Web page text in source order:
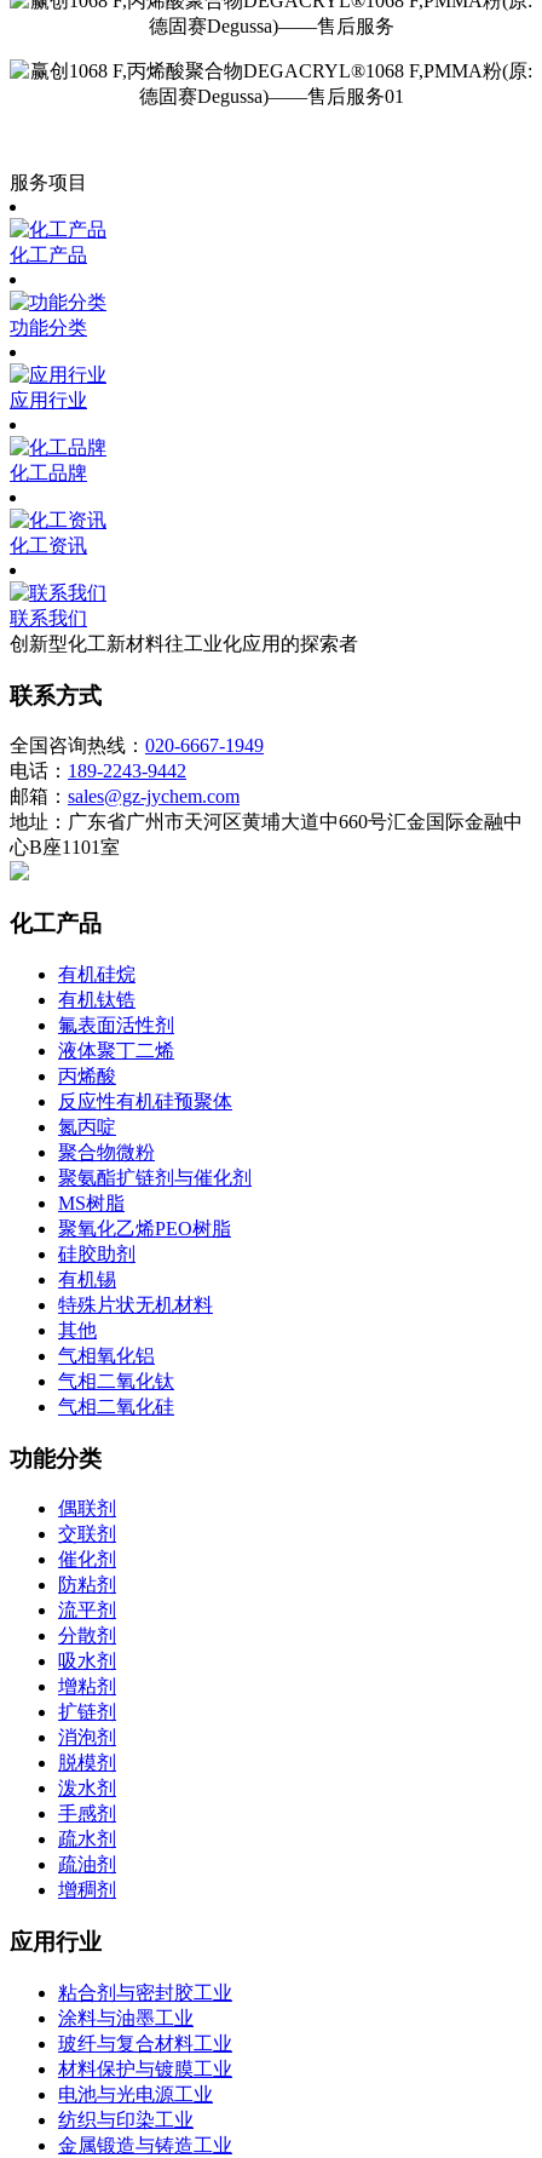
服务项目
化工产品
功能分类
应用行业
化工品牌
化工资讯
联系我们
创新型化工新材料往工业化应用的探索者
联系方式
全国咨询热线： 020-6667-1949
电话： 189-2243-9442
邮箱： sales@gz-jychem.com
地址：广东省广州市天河区黄埔大道中660号汇金国际金融中
心B座1101室
化工产品
有机硅烷
有机钛锆
氟表面活性剂
液体聚丁二烯
丙烯酸
反应性有机硅预聚体
氮丙啶
聚合物微粉
聚氨酯扩链剂与催化剂
MS树脂
聚氧化乙烯PEO树脂
硅胶助剂
有机锡
特殊片状无机材料
其他
气相氧化铝
气相二氧化钛
气相二氧化硅
功能分类
偶联剂
交联剂
催化剂
防粘剂
流平剂
分散剂
吸水剂
增粘剂
扩链剂
消泡剂
脱模剂
泼水剂
手感剂
疏水剂
疏油剂
增稠剂
应用行业
粘合剂与密封胶工业
涂料与油墨工业
玻纤与复合材料工业
材料保护与镀膜工业
电池与光电源工业
纺织与印染工业
金属锻造与铸造工业